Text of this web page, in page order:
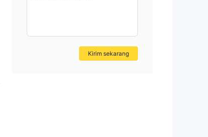
Kirim sekarang